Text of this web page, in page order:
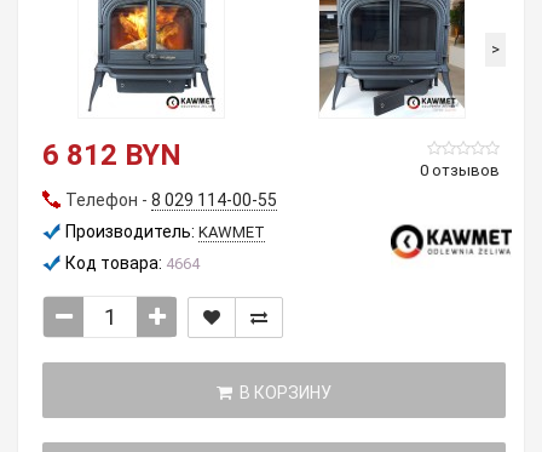
>
0 отзывов
6 812 BYN
Телефон - 8 029 114-00-55
Производитель: KAWMET
Код товара: 4664
В КОРЗИНУ